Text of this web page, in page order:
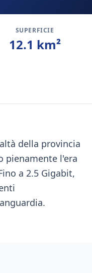
SUPERFICIE
12.1 km²
della provincia
pienamente l'era
a 2.5 Gigabit,